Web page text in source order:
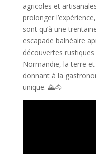
agricoles et
prolonger
sont qu’à une
escapade balnéaire
découvertes
Normandie, la terre
donnant à la
unique. 🌄🐴